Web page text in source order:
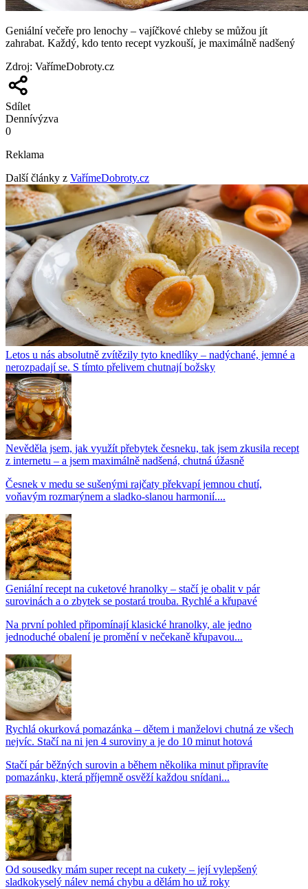
Geniální večeře pro lenochy – vajíčkové chleby se můžou jít
zahrabat. Každý, kdo tento recept vyzkouší, je maximálně nadšený
Zdroj: VařímeDobroty.cz
Sdílet
Dennívýzva
0
Reklama
Další články z VařímeDobroty.cz
Letos u nás absolutně zvítězily tyto knedlíky – nadýchané, jemné a
nerozpadají se. S tímto přelivem chutnají božsky
Nevěděla jsem, jak využít přebytek česneku, tak jsem zkusila recept
z internetu – a jsem maximálně nadšená, chutná úžasně
Česnek v medu se sušenými rajčaty překvapí jemnou chutí,
voňavým rozmarýnem a sladko-slanou harmonií....
Geniální recept na cuketové hranolky – stačí je obalit v pár
surovinách a o zbytek se postará trouba. Rychlé a křupavé
Na první pohled připomínají klasické hranolky, ale jedno
jednoduché obalení je promění v nečekaně křupavou...
Rychlá okurková pomazánka – dětem i manželovi chutná ze všech
nejvíc. Stačí na ni jen 4 suroviny a je do 10 minut hotová
Stačí pár běžných surovin a během několika minut připravíte
pomazánku, která příjemně osvěží každou snídani...
Od sousedky mám super recept na cukety – její vylepšený
sladkokyselý nálev nemá chybu a dělám ho už roky